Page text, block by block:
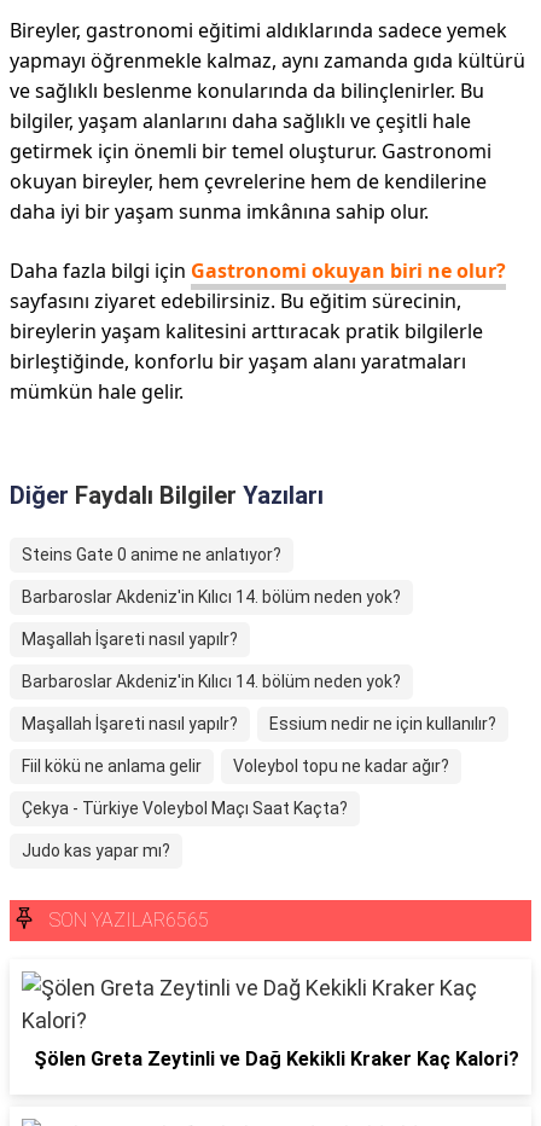
Bireyler, gastronomi eğitimi aldıklarında sadece yemek
yapmayı öğrenmekle kalmaz, aynı zamanda gıda kültürü
ve sağlıklı beslenme konularında da bilinçlenirler. Bu
bilgiler, yaşam alanlarını daha sağlıklı ve çeşitli hale
getirmek için önemli bir temel oluşturur. Gastronomi
okuyan bireyler, hem çevrelerine hem de kendilerine
daha iyi bir yaşam sunma imkânına sahip olur.
Daha fazla bilgi için Gastronomi okuyan biri ne olur?
sayfasını ziyaret edebilirsiniz. Bu eğitim sürecinin,
bireylerin yaşam kalitesini arttıracak pratik bilgilerle
birleştiğinde, konforlu bir yaşam alanı yaratmaları
mümkün hale gelir.
Diğer Faydalı Bilgiler Yazıları
Steins Gate 0 anime ne anlatıyor?
Barbaroslar Akdeniz'in Kılıcı 14. bölüm neden yok?
Maşallah İşareti nasıl yapılr?
Barbaroslar Akdeniz'in Kılıcı 14. bölüm neden yok?
Maşallah İşareti nasıl yapılr? Essium nedir ne için kullanılır?
Fiil kökü ne anlama gelir Voleybol topu ne kadar ağır?
Çekya - Türkiye Voleybol Maçı Saat Kaçta?
Judo kas yapar mı?
SON YAZILAR6565
Şölen Greta Zeytinli ve Dağ Kekikli Kraker Kaç Kalori?